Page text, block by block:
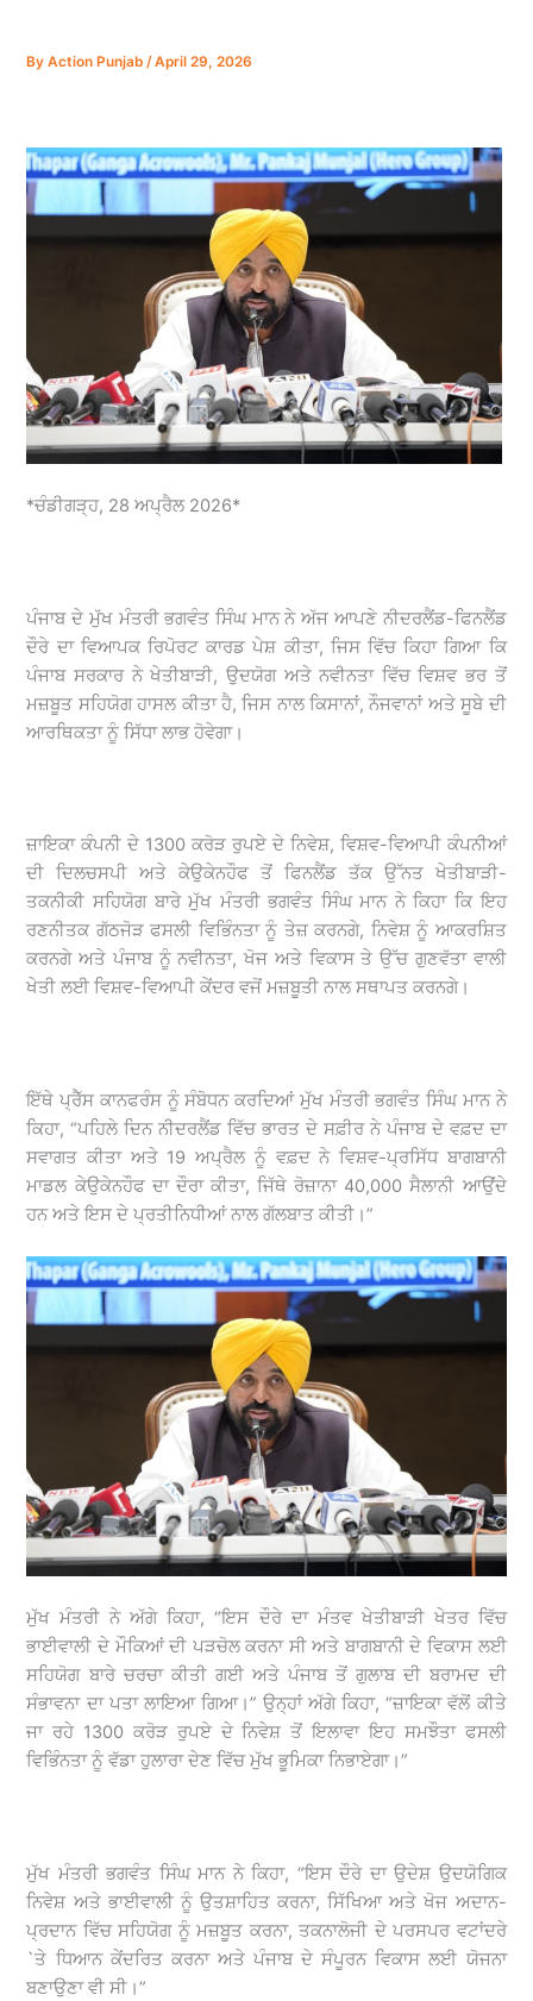
ByAction Punjab/April 29, 2026
*ਚੰਡੀਗੜ੍ਹ, 28 ਅਪ੍ਰੈਲ 2026*
ਪੰਜਾਬ ਦੇ ਮੁੱਖ ਮੰਤਰੀ ਭਗਵੰਤ ਸਿੰਘ ਮਾਨ ਨੇ ਅੱਜ ਆਪਣੇ ਨੀਦਰਲੈਂਡ-ਫਿਨਲੈਂਡ
ਦੌਰੇ ਦਾ ਵਿਆਪਕ ਰਿਪੋਰਟ ਕਾਰਡ ਪੇਸ਼ ਕੀਤਾ, ਜਿਸ ਵਿੱਚ ਕਿਹਾ ਗਿਆ ਕਿ
ਪੰਜਾਬ ਸਰਕਾਰ ਨੇ ਖੇਤੀਬਾੜੀ, ਉਦਯੋਗ ਅਤੇ ਨਵੀਨਤਾ ਵਿੱਚ ਵਿਸ਼ਵ ਭਰ ਤੋਂ
ਮਜ਼ਬੂਤ ਸਹਿਯੋਗ ਹਾਸਲ ਕੀਤਾ ਹੈ, ਜਿਸ ਨਾਲ ਕਿਸਾਨਾਂ, ਨੌਜਵਾਨਾਂ ਅਤੇ ਸੂਬੇ ਦੀ
ਆਰਥਿਕਤਾ ਨੂੰ ਸਿੱਧਾ ਲਾਭ ਹੋਵੇਗਾ।
ਜ਼ਾਇਕਾ ਕੰਪਨੀ ਦੇ 1300 ਕਰੋੜ ਰੁਪਏ ਦੇ ਨਿਵੇਸ਼, ਵਿਸ਼ਵ-ਵਿਆਪੀ ਕੰਪਨੀਆਂ
ਦੀ ਦਿਲਚਸਪੀ ਅਤੇ ਕੇਉਕੇਨਹੌਫ ਤੋਂ ਫਿਨਲੈਂਡ ਤੱਕ ਉੱਨਤ ਖੇਤੀਬਾੜੀ-
ਤਕਨੀਕੀ ਸਹਿਯੋਗ ਬਾਰੇ ਮੁੱਖ ਮੰਤਰੀ ਭਗਵੰਤ ਸਿੰਘ ਮਾਨ ਨੇ ਕਿਹਾ ਕਿ ਇਹ
ਰਣਨੀਤਕ ਗੱਠਜੋੜ ਫਸਲੀ ਵਿਭਿੰਨਤਾ ਨੂੰ ਤੇਜ਼ ਕਰਨਗੇ, ਨਿਵੇਸ਼ ਨੂੰ ਆਕਰਸ਼ਿਤ
ਕਰਨਗੇ ਅਤੇ ਪੰਜਾਬ ਨੂੰ ਨਵੀਨਤਾ, ਖੋਜ ਅਤੇ ਵਿਕਾਸ ਤੇ ਉੱਚ ਗੁਣਵੱਤਾ ਵਾਲੀ
ਖੇਤੀ ਲਈ ਵਿਸ਼ਵ-ਵਿਆਪੀ ਕੇਂਦਰ ਵਜੋਂ ਮਜ਼ਬੂਤੀ ਨਾਲ ਸਥਾਪਤ ਕਰਨਗੇ।
ਇੱਥੇ ਪ੍ਰੈੱਸ ਕਾਨਫਰੰਸ ਨੂੰ ਸੰਬੋਧਨ ਕਰਦਿਆਂ ਮੁੱਖ ਮੰਤਰੀ ਭਗਵੰਤ ਸਿੰਘ ਮਾਨ ਨੇ
ਕਿਹਾ, “ਪਹਿਲੇ ਦਿਨ ਨੀਦਰਲੈਂਡ ਵਿੱਚ ਭਾਰਤ ਦੇ ਸਫ਼ੀਰ ਨੇ ਪੰਜਾਬ ਦੇ ਵਫ਼ਦ ਦਾ
ਸਵਾਗਤ ਕੀਤਾ ਅਤੇ 19 ਅਪ੍ਰੈਲ ਨੂੰ ਵਫ਼ਦ ਨੇ ਵਿਸ਼ਵ-ਪ੍ਰਸਿੱਧ ਬਾਗਬਾਨੀ
ਮਾਡਲ ਕੇਉਕੇਨਹੌਫ ਦਾ ਦੌਰਾ ਕੀਤਾ, ਜਿੱਥੇ ਰੋਜ਼ਾਨਾ 40,000 ਸੈਲਾਨੀ ਆਉਂਦੇ
ਹਨ ਅਤੇ ਇਸ ਦੇ ਪ੍ਰਤੀਨਿਧੀਆਂ ਨਾਲ ਗੱਲਬਾਤ ਕੀਤੀ।”
ਮੁੱਖ ਮੰਤਰੀ ਨੇ ਅੱਗੇ ਕਿਹਾ, “ਇਸ ਦੌਰੇ ਦਾ ਮੰਤਵ ਖੇਤੀਬਾੜੀ ਖੇਤਰ ਵਿੱਚ
ਭਾਈਵਾਲੀ ਦੇ ਮੌਕਿਆਂ ਦੀ ਪੜਚੋਲ ਕਰਨਾ ਸੀ ਅਤੇ ਬਾਗਬਾਨੀ ਦੇ ਵਿਕਾਸ ਲਈ
ਸਹਿਯੋਗ ਬਾਰੇ ਚਰਚਾ ਕੀਤੀ ਗਈ ਅਤੇ ਪੰਜਾਬ ਤੋਂ ਗੁਲਾਬ ਦੀ ਬਰਾਮਦ ਦੀ
ਸੰਭਾਵਨਾ ਦਾ ਪਤਾ ਲਾਇਆ ਗਿਆ।” ਉਨ੍ਹਾਂ ਅੱਗੇ ਕਿਹਾ, “ਜ਼ਾਇਕਾ ਵੱਲੋਂ ਕੀਤੇ
ਜਾ ਰਹੇ 1300 ਕਰੋੜ ਰੁਪਏ ਦੇ ਨਿਵੇਸ਼ ਤੋਂ ਇਲਾਵਾ ਇਹ ਸਮਝੌਤਾ ਫਸਲੀ
ਵਿਭਿੰਨਤਾ ਨੂੰ ਵੱਡਾ ਹੁਲਾਰਾ ਦੇਣ ਵਿੱਚ ਮੁੱਖ ਭੂਮਿਕਾ ਨਿਭਾਏਗਾ।”
ਮੁੱਖ ਮੰਤਰੀ ਭਗਵੰਤ ਸਿੰਘ ਮਾਨ ਨੇ ਕਿਹਾ, “ਇਸ ਦੌਰੇ ਦਾ ਉਦੇਸ਼ ਉਦਯੋਗਿਕ
ਨਿਵੇਸ਼ ਅਤੇ ਭਾਈਵਾਲੀ ਨੂੰ ਉਤਸ਼ਾਹਿਤ ਕਰਨਾ, ਸਿੱਖਿਆ ਅਤੇ ਖੋਜ ਅਦਾਨ-
ਪ੍ਰਦਾਨ ਵਿੱਚ ਸਹਿਯੋਗ ਨੂੰ ਮਜ਼ਬੂਤ ਕਰਨਾ, ਤਕਨਾਲੋਜੀ ਦੇ ਪਰਸਪਰ ਵਟਾਂਦਰੇ
`ਤੇ ਧਿਆਨ ਕੇਂਦਰਿਤ ਕਰਨਾ ਅਤੇ ਪੰਜਾਬ ਦੇ ਸੰਪੂਰਨ ਵਿਕਾਸ ਲਈ ਯੋਜਨਾ
ਬਣਾਉਣਾ ਵੀ ਸੀ।”